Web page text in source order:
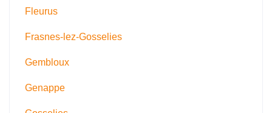
Fleurus
Frasnes-lez-Gosselies
Gembloux
Genappe